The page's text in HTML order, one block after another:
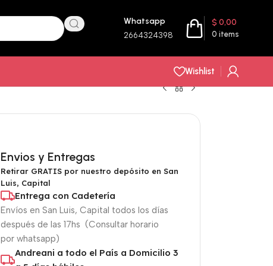
Whatsapp
2664324398 0 items
$ 0,00
Wishlist
Envios y Entregas
Retirar GRATIS por nuestro depósito en San
Luis, Capital
Entrega con Cadetería
Envíos en San Luis, Capital todos los días
después de las 17hs (Consultar horario
por whatsapp)
Andreani a todo el País a Domicilio 3